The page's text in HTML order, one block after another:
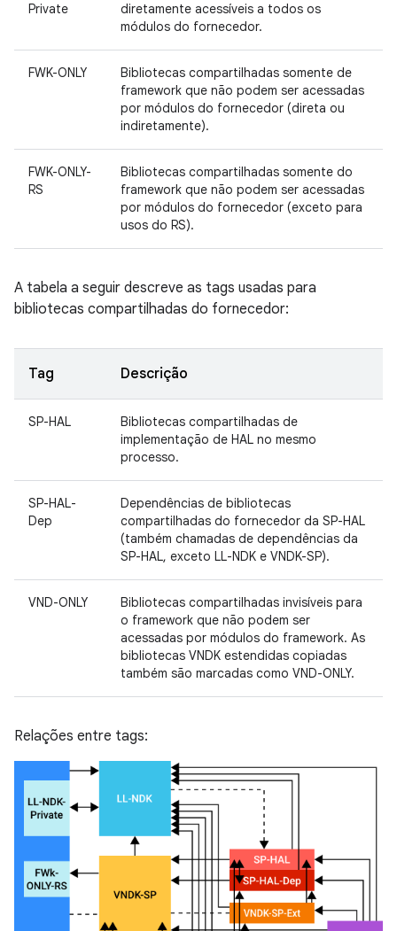
Private
diretamente acessíveis a todos os
módulos do fornecedor.
FWK-ONLY
Bibliotecas compartilhadas somente de
framework que não podem ser acessadas
por módulos do fornecedor (direta ou
indiretamente).
FWK-ONLY-
RS
Bibliotecas compartilhadas somente do
framework que não podem ser acessadas
por módulos do fornecedor (exceto para
usos do RS).
A tabela a seguir descreve as tags usadas para
bibliotecas compartilhadas do fornecedor:
Tag Descrição
SP-HAL
Bibliotecas compartilhadas de
implementação de HAL no mesmo
processo.
SP-HAL-
Dep
Dependências de bibliotecas
compartilhadas do fornecedor da SP-HAL
(também chamadas de dependências da
SP-HAL, exceto LL-NDK e VNDK-SP).
VND-ONLY
Bibliotecas compartilhadas invisíveis para
o framework que não podem ser
acessadas por módulos do framework. As
bibliotecas VNDK estendidas copiadas
também são marcadas como VND-ONLY.
Relações entre tags: